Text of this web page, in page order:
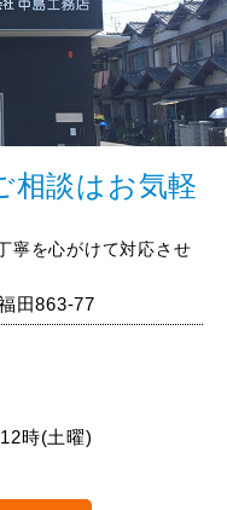
相談はお気軽
寧を心がけて対応させ
田863-77
時(土曜)